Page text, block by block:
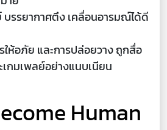
รรยากาศตึง เคลื่อนอารมณ์ได้ดี
ให้อภัย และการปล่อยวาง ถูกสื่อ
เกมเพลย์อย่างแนบเนียน
Human